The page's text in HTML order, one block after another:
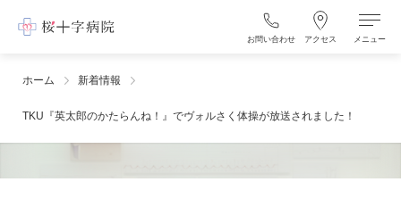
お問い合わせ アクセス メニュー
ホーム 新着情報
TKU『英太郎のかたらんね！』でヴォルさく体操が放送されました！